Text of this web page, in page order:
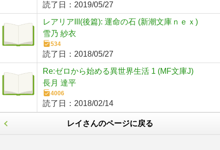
読了日： 2019/05/27
レアリアIII(後篇): 運命の石 (新潮文庫ｎｅｘ)
雪乃 紗衣
534
読了日： 2018/05/27
Re:ゼロから始める異世界生活 1 (MF文庫J)
長月 達平
4006
読了日： 2018/02/14
レイさんのページに戻る